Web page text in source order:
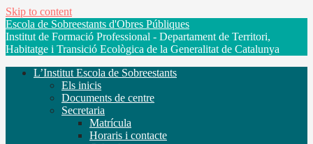
Skip to content
Escola de Sobreestants d'Obres Públiques
Institut de Formació Professional - Departament de Territori,
Habitatge i Transició Ecològica de la Generalitat de Catalunya
L’Institut Escola de Sobreestants
Els inicis
Documents de centre
Secretaria
Matrícula
Horaris i contacte